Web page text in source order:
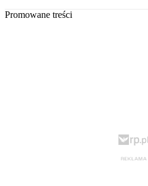
Promowane treści